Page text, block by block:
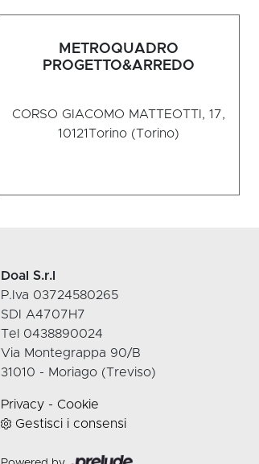
METROQUADRO
PROGETTO&ARREDO
CORSO GIACOMO MATTEOTTI, 17,
10121Torino (Torino)
Doal S.r.l
P.Iva 03724580265
SDI A4707H7
Tel 0438890024
Via Montegrappa 90/B
31010 - Moriago (Treviso)
Privacy - Cookie
Gestisci i consensi